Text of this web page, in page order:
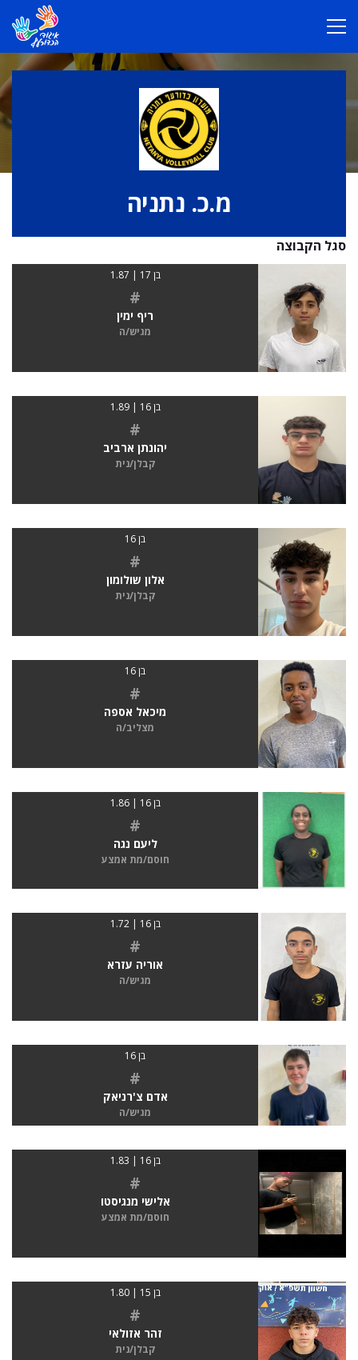
מ.כ. נתניה
סגל הקבוצה
בן 17 | 1.87
#
ריף ימין
מגיש/ה
בן 16 | 1.89
#
יהונתן ארביב
קבלן/נית
בן 16
#
אלון שולומון
קבלן/נית
בן 16
#
מיכאל אספה
מצליב/ה
בן 16 | 1.86
#
ליעם נגה
חוסם/מת אמצע
בן 16 | 1.72
#
אוריה עזרא
מגיש/ה
בן 16
#
אדם צ'רניאק
מגיש/ה
בן 16 | 1.83
#
אלישי מנגיסטו
חוסם/מת אמצע
בן 15 | 1.80
#
זהר אזולאי
קבלן/נית